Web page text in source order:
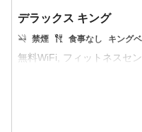
デラックス キング
禁煙 食事なし キング